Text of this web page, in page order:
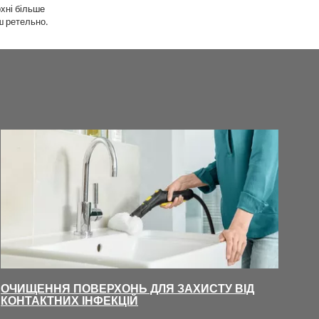
більше
ретельно.
ОЧИЩЕННЯ ПОВЕРХОНЬ ДЛЯ ЗАХИСТУ ВІД
КОНТАКТНИХ ІНФЕКЦІЙ